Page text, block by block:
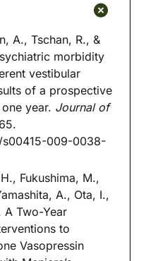
A., Tschan, R., &
morbidity
vestibular
of a prospective
year. Journal of
009-0038-
Fukushima, M.,
A., Ota, I.,
A Two-Year
to
Vasopressin